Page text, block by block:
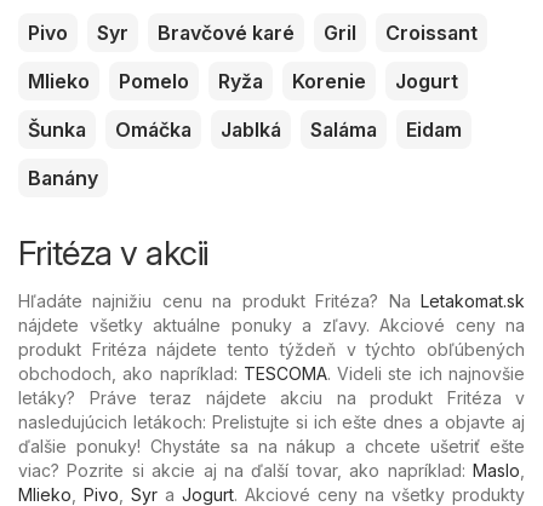
Pivo Syr Bravčové karé Gril
Croissant
Mlieko
Pomelo Ryža Korenie
Jogurt
Šunka
Omáčka Jablká Saláma
Eidam
Banány
Fritéza v akcii
Hľadáte najnižiu cenu na produkt Fritéza? Na Letakomat.sk
nájdete všetky aktuálne ponuky a zľavy. Akciové ceny na
produkt Fritéza nájdete tento týždeň v týchto obľúbených
obchodoch, ako napríklad: TESCOMA. Videli ste ich najnovšie
letáky? Práve teraz nájdete akciu na produkt Fritéza v
nasledujúcich letákoch: Prelistujte si ich ešte dnes a objavte aj
ďalšie ponuky! Chystáte sa na nákup a chcete ušetriť ešte
viac? Pozrite si akcie aj na ďalší tovar, ako napríklad: Maslo
Mlieko
Pivo Syr a Jogurt. Akciové ceny na všetky produkty